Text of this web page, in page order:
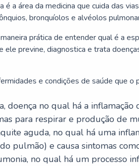
é a área da medicina que cuida das
bronquíolos e alvéolos
prática de entender qual é a
ele previne, diagnostica e trata
e condições de saúde que o
doença no qual há a inflamação
para respirar e produção de
aguda, no qual há uma
pulmão) e causa sintomas
no qual há um processo